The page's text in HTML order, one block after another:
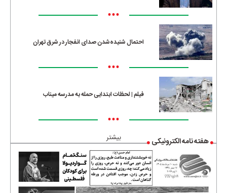
•••
احتمال شنیده‌شدن صدای انفجار در شرق تهران
•••
فیلم | لحظات ابتدایی حمله به مدرسه میناب
•••
بیشتر هفته نامه الکترونیکی